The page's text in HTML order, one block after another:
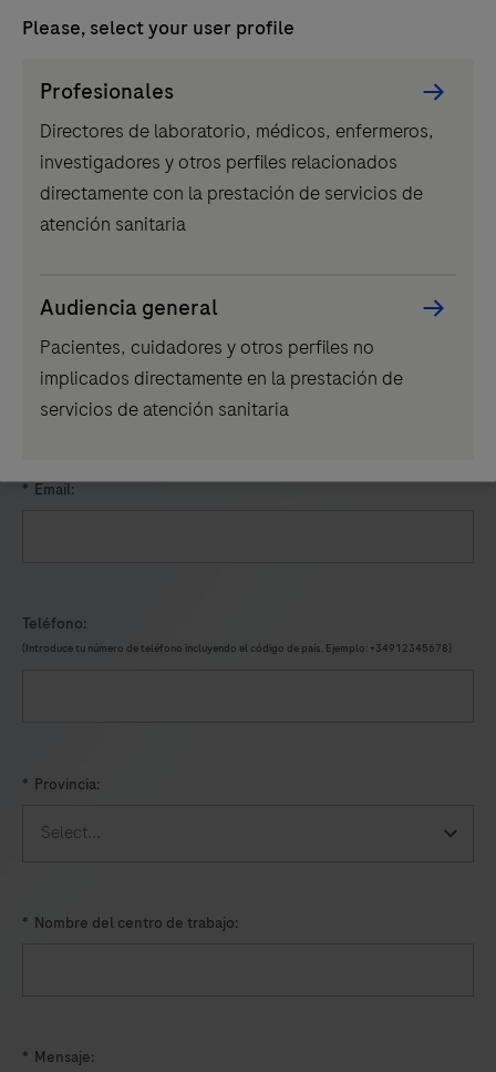
su
por
profesionales
capacitados
entornos
Asistencia técnica
Oportunidades de carrera profesional
Otro
Nombre:
Apellidos
* Email:
Teléfono:
(Introduce tu número de teléfono incluyendo el código de país. Ejemplo: +34912345678)
* Provincia:
* Nombre del centro de trabajo:
* Mensaje:
Please, select your user profile
Picker
component
Profesionales
Directores de laboratorio, médicos, enfermeros,
investigadores y otros perfiles relacionados
directamente con la prestación de servicios de
atención sanitaria
Audiencia general
Pacientes, cuidadores y otros perfiles no
implicados directamente en la prestación de
servicios de atención sanitaria